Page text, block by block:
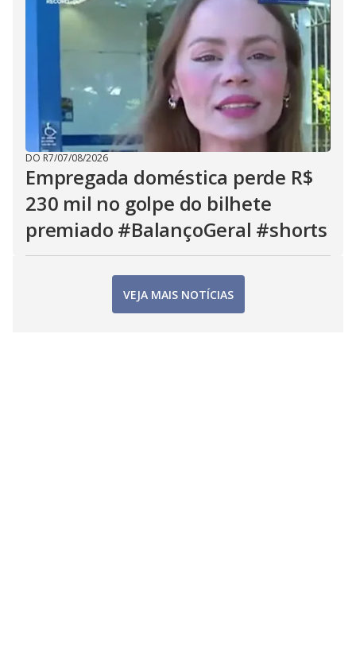
DO R7/07/08/2026
Empregada doméstica perde R$
230 mil no golpe do bilhete
premiado #BalançoGeral #shorts
VEJA MAIS NOTÍCIAS